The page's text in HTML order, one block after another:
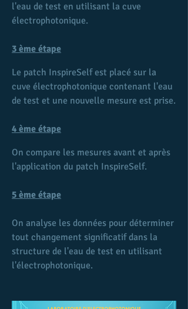
l'eau de test en utilisant la cuve
électrophotonique.
3 ème étape
Le patch InspireSelf est placé sur la
cuve électrophotonique contenant l'eau
de test et une nouvelle mesure est prise.
4 ème étape
On compare les mesures avant et après
l'application du patch InspireSelf.
5 ème étape
On analyse les données pour déterminer
tout changement significatif dans la
structure de l'eau de test en utilisant
l'électrophotonique.